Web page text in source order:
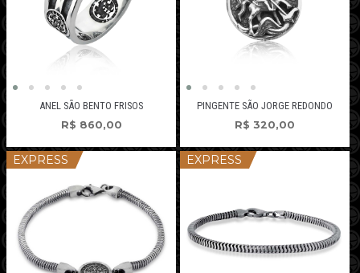
ANEL SÃO BENTO FRISOS
R$ 860,00
PINGENTE SÃO JORGE REDONDO
R$ 320,00
EXPRESS EXPRESS